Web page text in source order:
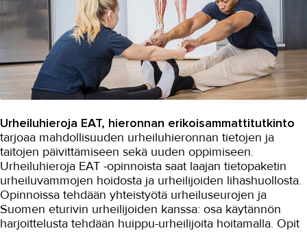
Urheiluhieroja EAT, hieronnan erikoisammattitutkinto
tarjoaa mahdollisuuden urheiluhieronnan tietojen ja
taitojen päivittämiseen sekä uuden oppimiseen.
Urheiluhieroja EAT -opinnoista saat laajan tietopaketin
urheiluvammojen hoidosta ja urheilijoiden lihashuollosta.
Opinnoissa tehdään yhteistyötä urheiluseurojen ja
Suomen eturivin urheilijoiden kanssa: osa käytännön
harjoittelusta tehdään huippu-urheilijoita hoitamalla. Opit